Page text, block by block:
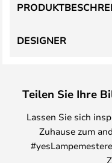
DESIGNER
Teilen Sie Ihre
Lassen Sie sich
Zuhause zum